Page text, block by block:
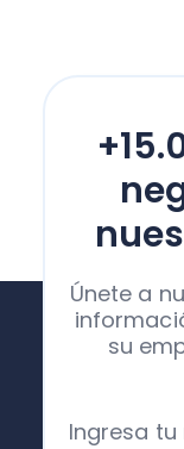
Únete a
su
Ingresa